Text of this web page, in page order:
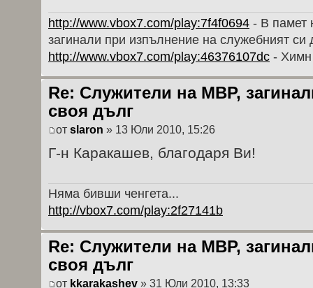
http://www.vbox7.com/play:7f4f0694 - В памет
загинали при изпълнение на служебният си
http://www.vbox7.com/play:46376107dc -
Re: Служители на МВР,
своя дълг
от slaron » 13 Юли 2010, 15:26
Г-н Каракашев, благодаря Ви!
Няма бивши ченгета...
http://vbox7.com/play:2f27141b
Re: Служители на МВР,
своя дълг
от kkarakashev » 31 Юли 2010, 13:33